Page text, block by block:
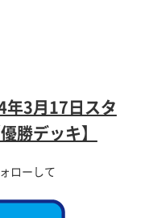
年3月17日スタ
勝デッキ】
ローして